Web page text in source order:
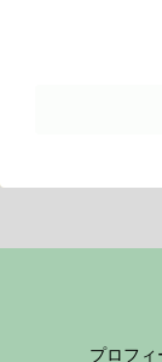
プロフィ